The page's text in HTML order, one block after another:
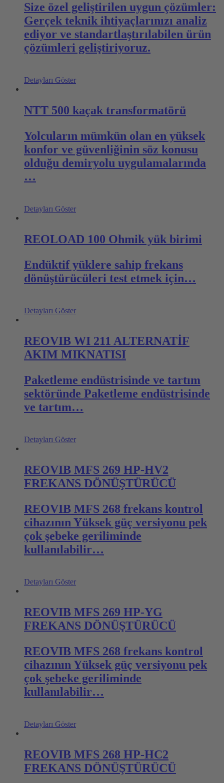
Size özel geliştirilen uygun çözümler:
Gerçek teknik ihtiyaçlarınızı analiz
ediyor ve standartlaştırılabilen ürün
çözümleri geliştiriyoruz.
Detayları Göster
NTT 500 kaçak transformatörü
Yolcuların mümkün olan en yüksek
konfor ve güvenliğinin söz konusu
olduğu demiryolu uygulamalarında
…
Detayları Göster
REOLOAD 100 Ohmik yük birimi
Endüktif yüklere sahip frekans
dönüştürücüleri test etmek için…
Detayları Göster
REOVIB WI 211 ALTERNATİF
AKIM MIKNATISI
Paketleme endüstrisinde ve tartım
sektöründe Paketleme endüstrisinde
ve tartım…
Detayları Göster
REOVIB MFS 269 HP-HV2
FREKANS DÖNÜŞTÜRÜCÜ
REOVIB MFS 268 frekans kontrol
cihazının Yüksek güç versiyonu pek
çok şebeke geriliminde
kullanılabilir…
Detayları Göster
REOVIB MFS 269 HP-YG
FREKANS DÖNÜŞTÜRÜCÜ
REOVIB MFS 268 frekans kontrol
cihazının Yüksek güç versiyonu pek
çok şebeke geriliminde
kullanılabilir…
Detayları Göster
REOVIB MFS 268 HP-HC2
FREKANS DÖNÜŞTÜRÜCÜ